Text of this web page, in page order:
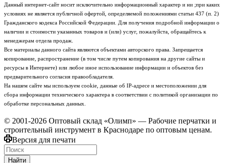
Данный интернет-сайт носит исключительно информационный характер и ни ;при каких
условиях не является публичной офертой, определяемой положениями статьи 437 (п. 2)
Гражданского кодекса Российской Федерации. Для получения подробной информации о
наличии и стоимости указанных товаров и (или) услуг, пожалуйста, обращайтесь к
менеджерам отдела продаж.
Все материалы данного сайта являются объектами авторского права. Запрещается
копирование, распространение (в том числе путем копирования на другие сайты и
ресурсы в Интернете) или любое иное использование информации и объектов без
предварительного согласия правообладателя.
На нашем сайте мы используем cookie, данные об IP-адресе и местоположении для
сбора информации технического характера в соответствии с политикой организации по
обработке персональных данных.
© 2001-2026 Оптовый склад «Олимп» — Рабочие перчатки и
строительный инструмент в Краснодаре по оптовым ценам.
Версия для печати
Найти